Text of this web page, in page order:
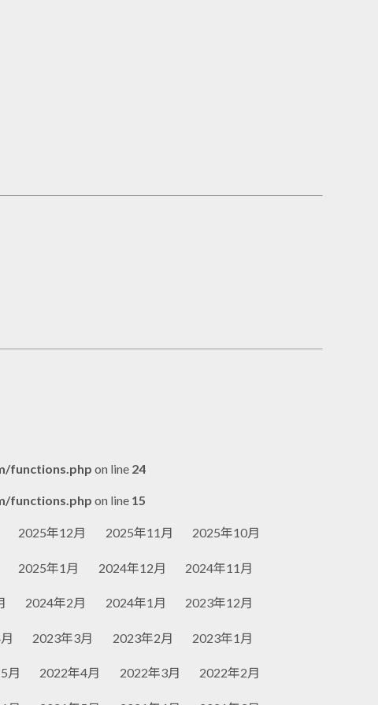
functions.php on line 24
functions.php on line 15
2025年12月 2025年11月 2025年10月
2025年1月 2024年12月 2024年11月
2024年2月 2024年1月 2023年12月
2023年3月 2023年2月 2023年1月
月 2022年4月 2022年3月 2022年2月